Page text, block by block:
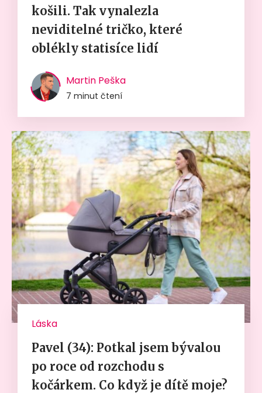
košili. Tak vynalezla
neviditelné tričko, které
oblékly statisíce lidí
Martin Peška
7 minut čtení
Láska
Pavel (34): Potkal jsem bývalou
po roce od rozchodu s
kočárkem. Co když je dítě moje?